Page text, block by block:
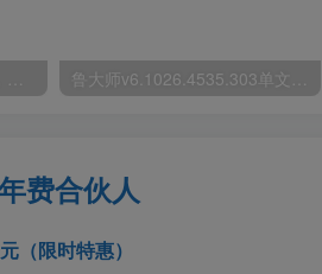
费合伙人
（限时特惠）